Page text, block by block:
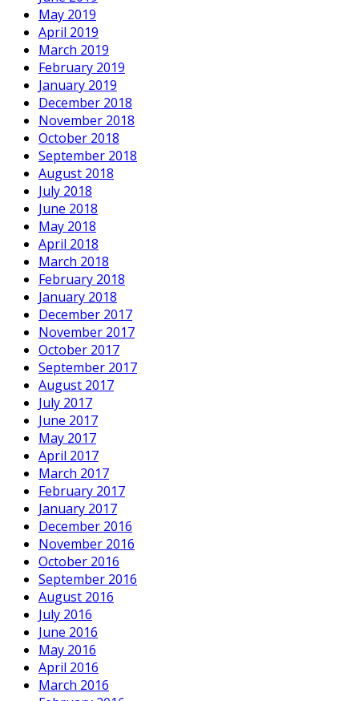
May 2019
April 2019
March 2019
February 2019
January 2019
December 2018
November 2018
October 2018
September 2018
August 2018
July 2018
June 2018
May 2018
April 2018
March 2018
February 2018
January 2018
December 2017
November 2017
October 2017
September 2017
August 2017
July 2017
June 2017
May 2017
April 2017
March 2017
February 2017
January 2017
December 2016
November 2016
October 2016
September 2016
August 2016
July 2016
June 2016
May 2016
April 2016
March 2016